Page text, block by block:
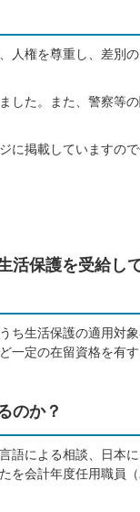
人権を尊重し、差別
した。また、警察等
に掲載していますの
活保護を受給し
ち生活保護の適用対
一定の在留資格を有
のか？
語による相談、日本
を会計年度任用職員